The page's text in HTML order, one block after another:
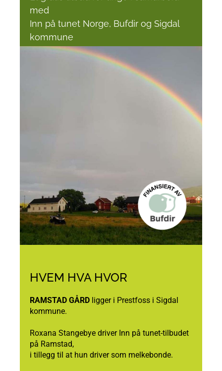
med
Inn på tunet Norge, Bufdir og Sigdal
kommune
HVEM HVA HVOR
RAMSTAD GÅRD ligger i Prestfoss i Sigdal
kommune.
Roxana Stangebye driver Inn på tunet-tilbudet
på Ramstad,
i tillegg til at hun driver som melkebonde.